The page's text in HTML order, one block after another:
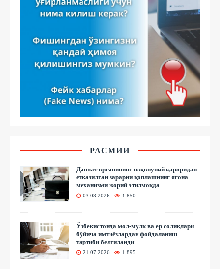
РАСМИЙ
Давлат органининг ноқонуний қароридан
етказилган зарарни қоплашнинг ягона
механизми жорий этилмоқда
03.08.2026 1 850
Ўзбекистонда мол-мулк ва ер солиқлари
бўйича имтиёзлардан фойдаланиш
тартиби белгиланди
21.07.2026 1 895